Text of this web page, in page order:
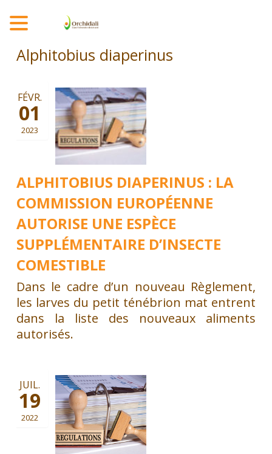
Alphitobius diaperinus
ALPHITOBIUS DIAPERINUS : LA
COMMISSION EUROPÉENNE
AUTORISE UNE ESPÈCE
SUPPLÉMENTAIRE D’INSECTE
COMESTIBLE
FÉVR.
01
2023
Dans le cadre d’un nouveau Règlement,
les larves du petit ténébrion mat entrent
dans la liste des nouveaux aliments
autorisés.
JUIL.
19
2022